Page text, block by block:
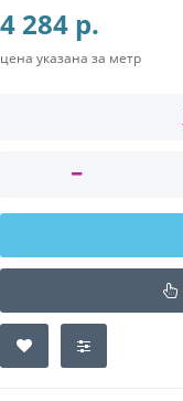
4 284 р.
цена указана за метр